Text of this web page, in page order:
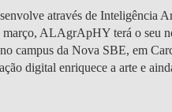
através de Inteligência
março, ALAgrApHY terá o seu
campus da Nova SBE, em
digital enriquece a arte e